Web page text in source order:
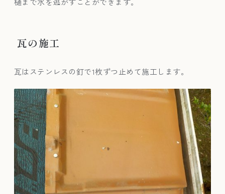
瓦の施工
瓦はステンレスの釘で1枚ずつ止めて施工します。